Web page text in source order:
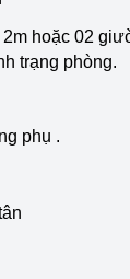
hoặc 02
trạng phòng.
phụ .